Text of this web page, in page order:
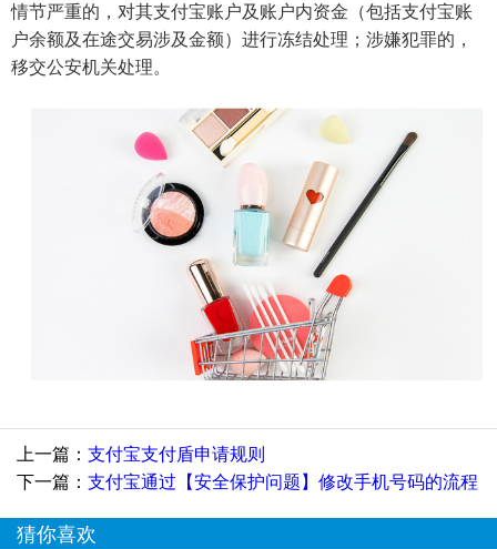
情节严重的，对其支付宝账户及账户内资金（包括支付宝账
户余额及在途交易涉及金额）进行冻结处理；涉嫌犯罪的，
移交公安机关处理。
上一篇： 支付宝支付盾申请规则
下一篇： 支付宝通过【安全保护问题】修改手机号码的流程
猜你喜欢